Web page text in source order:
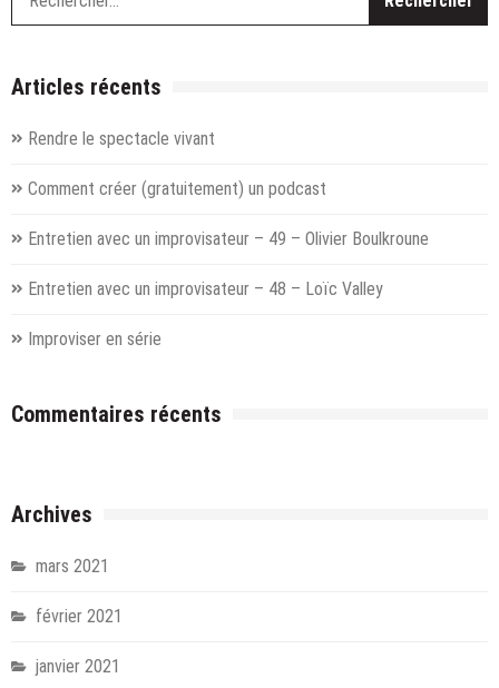
Articles récents
Rendre le spectacle vivant
Comment créer (gratuitement) un podcast
Entretien avec un improvisateur – 49 – Olivier Boulkroune
Entretien avec un improvisateur – 48 – Loïc Valley
Improviser en série
Commentaires récents
Archives
mars 2021
février 2021
janvier 2021